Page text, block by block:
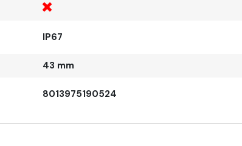
IP67
43 mm
8013975190524